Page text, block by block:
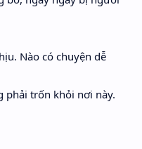
Nào có chuyện dễ
phải trốn khỏi nơi này.